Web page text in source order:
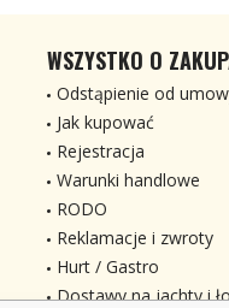
WSZYSTKO O
Odstąpienie od
Jak kupować
Rejestracja
Warunki handlowe
RODO
Reklamacje i zwroty
Hurt / Gastro
Dostawy na jachty i